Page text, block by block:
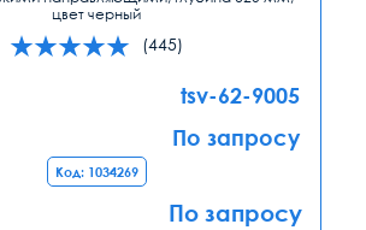
цвет черный
(445)
tsv-62-9005
По запросу
Код: 1034269
По запросу